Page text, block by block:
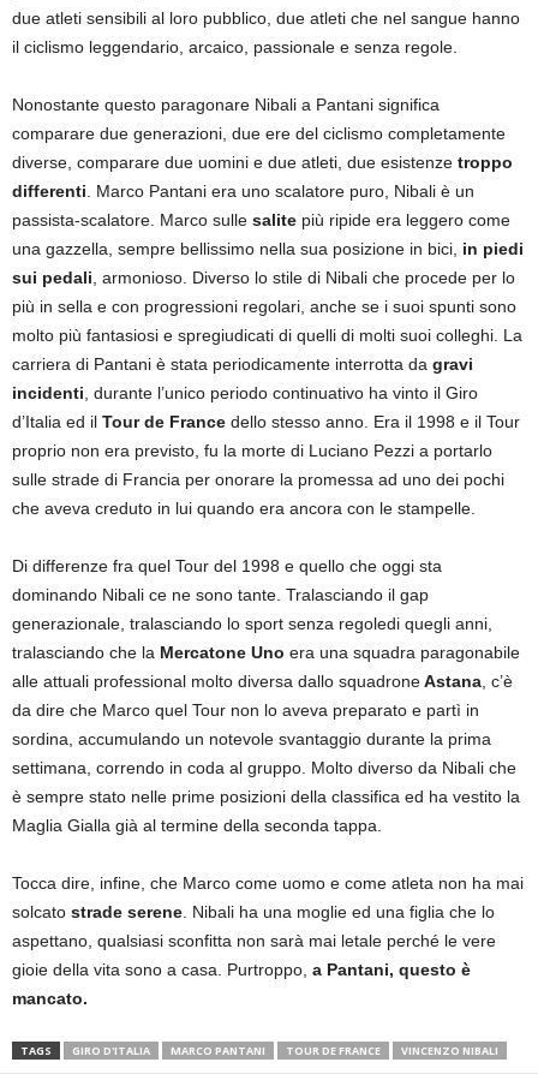
due atleti sensibili al loro pubblico, due atleti che nel sangue hanno
il ciclismo leggendario, arcaico, passionale e senza regole.
Nonostante questo paragonare Nibali a Pantani significa
comparare due generazioni, due ere del ciclismo completamente
diverse, comparare due uomini e due atleti, due esistenze troppo
differenti . Marco Pantani era uno scalatore puro, Nibali è un
passista-scalatore. Marco sulle salite più ripide era leggero come
una gazzella, sempre bellissimo nella sua posizione in bici, in piedi
sui pedali , armonioso. Diverso lo stile di Nibali che procede per lo
più in sella e con progressioni regolari, anche se i suoi spunti sono
molto più fantasiosi e spregiudicati di quelli di molti suoi colleghi. La
carriera di Pantani è stata periodicamente interrotta da gravi
incidenti , durante l’unico periodo continuativo ha vinto il Giro
d’Italia ed il Tour de France dello stesso anno. Era il 1998 e il Tour
proprio non era previsto, fu la morte di Luciano Pezzi a portarlo
sulle strade di Francia per onorare la promessa ad uno dei pochi
che aveva creduto in lui quando era ancora con le stampelle.
Di differenze fra quel Tour del 1998 e quello che oggi sta
dominando Nibali ce ne sono tante. Tralasciando il gap
generazionale, tralasciando lo sport senza regoledi quegli anni,
tralasciando che la Mercatone Uno era una squadra paragonabile
alle attuali professional molto diversa dallo squadroneAstana , c’è
da dire che Marco quel Tour non lo aveva preparato e partì in
sordina, accumulando un notevole svantaggio durante la prima
settimana, correndo in coda al gruppo. Molto diverso da Nibali che
è sempre stato nelle prime posizioni della classifica ed ha vestito la
Maglia Gialla già al termine della seconda tappa.
Tocca dire, infine, che Marco come uomo e come atleta non ha mai
solcato strade serene . Nibali ha una moglie ed una figlia che lo
aspettano, qualsiasi sconfitta non sarà mai letale perché le vere
gioie della vita sono a casa. Purtroppo, a Pantani, questo è
mancato.
TAGS GIRO D'ITALIA MARCO PANTANI TOUR DE FRANCE VINCENZO NIBALI